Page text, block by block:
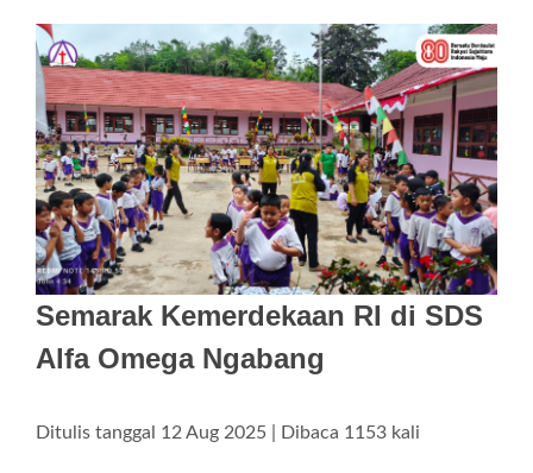
Semarak Kemerdekaan RI di SDS
Alfa Omega Ngabang
Ditulis tanggal 12 Aug 2025 | Dibaca 1153 kali